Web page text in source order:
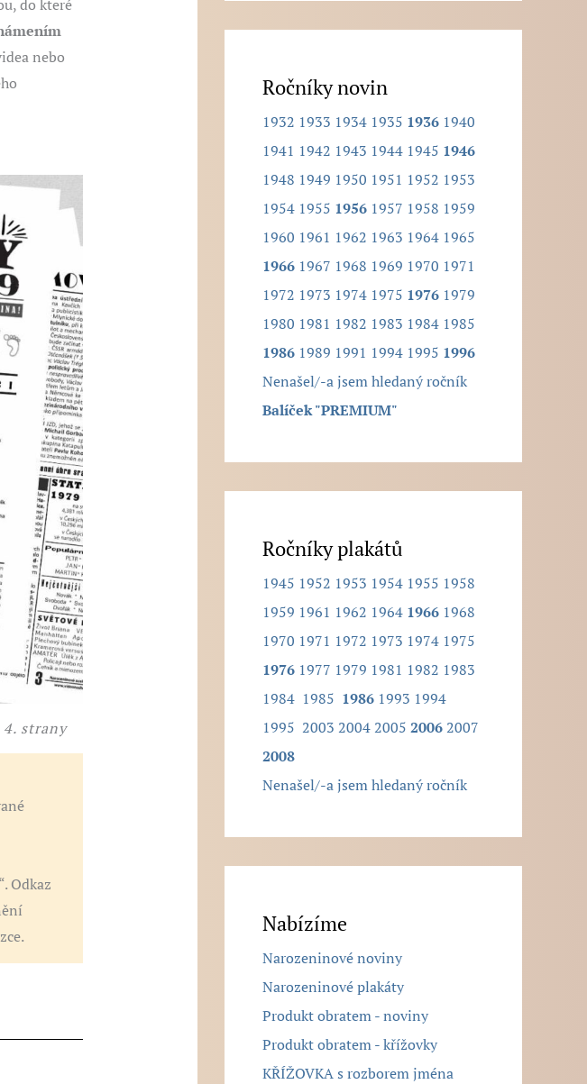
do které
nebo
strany
Odkaz
l
e
Ročníky novin
1932 1933 1934 1935 1936 1940
1941 1942 1943 1944 1945 1946
1948 1949 1950 1951 1952 1953
1954 1955 1956 1957 1958 1959
1960 1961 1962 1963 1964 1965
1966 1967 1968 1969 1970 1971
1972 1973 1974 1975 1976 1979
1980 1981 1982 1983 1984 1985
1986 1989 1991 1994 1995 1996
Nenašel/-a jsem hledaný ročník
Balíček "PREMIUM"
Ročníky plakátů
1945 1952 1953 1954 1955 1958
1959 1961 1962 1964 1966 1968
1970 1971 1972 1973 1974 1975
1976 1977 1979 1981 1982 1983
1984 1985 1986 1993 1994
1995 2003 20042005 20062007
2008
Nenašel/-a jsem hledaný ročník
Nabízíme
Narozeninové noviny
Narozeninové plakáty
Produkt obratem - noviny
Produkt obratem - křížovky
KŘÍŽOVKA s rozborem jména